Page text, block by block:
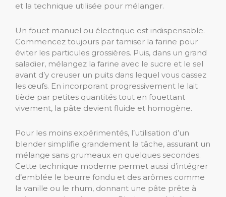
et la technique utilisée pour mélanger.
Un fouet manuel ou électrique est indispensable.
Commencez toujours par tamiser la farine pour
éviter les particules grossières. Puis, dans un grand
saladier, mélangez la farine avec le sucre et le sel
avant d’y creuser un puits dans lequel vous cassez
les œufs. En incorporant progressivement le lait
tiède par petites quantités tout en fouettant
vivement, la pâte devient fluide et homogène.
Pour les moins expérimentés, l’utilisation d’un
blender simplifie grandement la tâche, assurant un
mélange sans grumeaux en quelques secondes.
Cette technique moderne permet aussi d’intégrer
d’emblée le beurre fondu et des arômes comme
la vanille ou le rhum, donnant une pâte prête à